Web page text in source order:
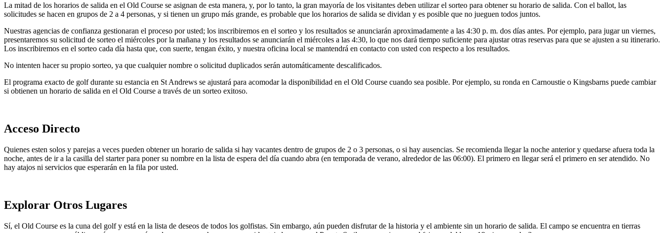
La mitad de los horarios de salida en el Old Course se asignan de esta manera, y, por lo tanto, la gran mayoría de los visitantes deben utilizar el sorteo para obtener su horario de salida. Con el ballot, las
solicitudes se hacen en grupos de 2 a 4 personas, y si tienen un grupo más grande, es probable que los horarios de salida se dividan y es posible que no jueguen todos juntos.
Nuestras agencias de confianza gestionaran el proceso por usted; los inscribiremos en el sorteo y los resultados se anunciarán aproximadamente a las 4:30 p. m. dos días antes. Por ejemplo, para jugar un viernes,
presentaremos su solicitud de sorteo el miércoles por la mañana y los resultados se anunciarán el miércoles a las 4:30, lo que nos dará tiempo suficiente para ajustar otras reservas para que se ajusten a su itinerario.
Los inscribiremos en el sorteo cada día hasta que, con suerte, tengan éxito, y nuestra oficina local se mantendrá en contacto con usted con respecto a los resultados.
No intenten hacer su propio sorteo, ya que cualquier nombre o solicitud duplicados serán automáticamente descalificados.
El programa exacto de golf durante su estancia en St Andrews se ajustará para acomodar la disponibilidad en el Old Course cuando sea posible. Por ejemplo, su ronda en Carnoustie o Kingsbarns puede cambiar
si obtienen un horario de salida en el Old Course a través de un sorteo exitoso.
Acceso Directo
Quienes esten solos y parejas a veces pueden obtener un horario de salida si hay vacantes dentro de grupos de 2 o 3 personas, o si hay ausencias. Se recomienda llegar la noche anterior y quedarse afuera toda la
noche, antes de ir a la casilla del starter para poner su nombre en la lista de espera del día cuando abra (en temporada de verano, alrededor de las 06:00). El primero en llegar será el primero en ser atendido. No
hay atajos ni servicios que esperarán en la fila por usted.
Explorar Otros Lugares
Sí, el Old Course es la cuna del golf y está en la lista de deseos de todos los golfistas. Sin embargo, aún pueden disfrutar de la historia y el ambiente sin un horario de salida. El campo se encuentra en tierras